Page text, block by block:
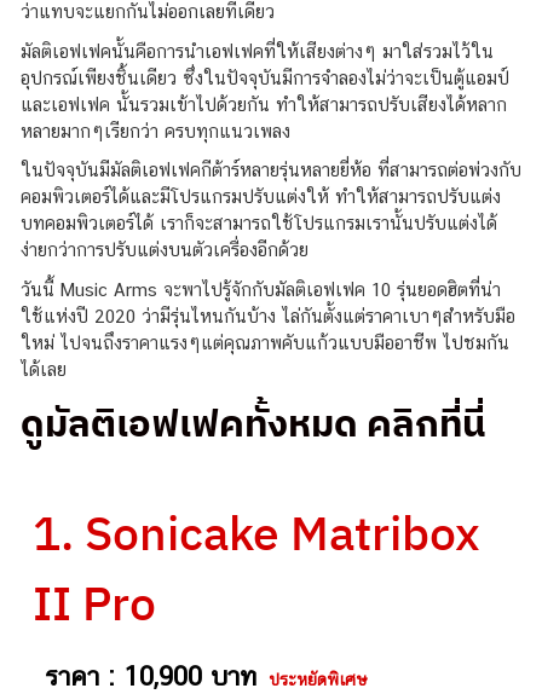
ว่าแทบจะแยกกันไม่ออกเลยทีเดียว
มัลติเอฟเฟคนั้นคือการนำเอฟเฟคที่ให้เสียงต่างๆ มาใส่รวมไว้ใน
อุปกรณ์เพียงชิ้นเดียว ซึ่งในปัจจุบันมีการจำลองไม่ว่าจะเป็นตู้แอมป์
และเอฟเฟค นั้นรวมเข้าไปด้วยกัน ทำให้สามารถปรับเสียงได้หลาก
หลายมากๆเรียกว่า ครบทุกแนวเพลง
ในปัจจุบันมีมัลติเอฟเฟคกีต้าร์หลายรุ่นหลายยี่ห้อ ที่สามารถต่อพ่วงกับ
คอมพิวเตอร์ได้และมีโปรแกรมปรับแต่งให้ ทำให้สามารถปรับแต่ง
บทคอมพิวเตอร์ได้ เราก็จะสามารถใช้โปรแกรมเรานั้นปรับแต่งได้
ง่ายกว่าการปรับแต่งบนตัวเครื่องอีกด้วย
วันนี้ Music Arms จะพาไปรู้จักกับมัลติเอฟเฟค 10 รุ่นยอดฮิตที่น่า
ใช้แห่งปี 2020 ว่ามีรุ่นไหนกันบ้าง ไล่กันตั้งแต่ราคาเบาๆสำหรับมือ
ใหม่ ไปจนถึงราคาแรงๆแต่คุณภาพคับแก้วแบบมืออาชีพ ไปชมกัน
ได้เลย
ดูมัลติเอฟเฟคทั้งหมด คลิกที่นี่
1. Sonicake Matribox
II Pro
ราคา : 10,900 บาท ประหยัดพิเศษ